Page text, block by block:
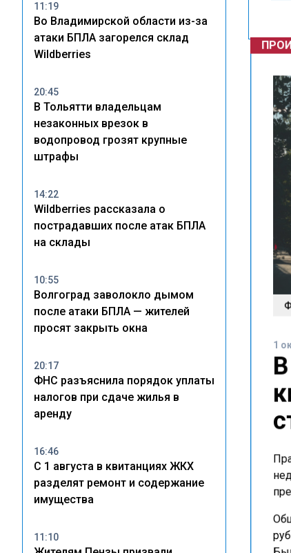
11:19
Во Владимирской области из-за
атаки БПЛА загорелся склад
Wildberries
20:45
В Тольятти владельцам
незаконных врезок в
водопровод грозят крупные
штрафы
14:22
Wildberries рассказала о
пострадавших после атак БПЛА
на склады
10:55
Волгоград заволокло дымом
после атаки БПЛА — жителей
просят закрыть окна
20:17
ФНС разъяснила порядок уплаты
налогов при сдаче жилья в
аренду
16:46
С 1 августа в квитанциях ЖКХ
разделят ремонт и содержание
имущества
11:10
1